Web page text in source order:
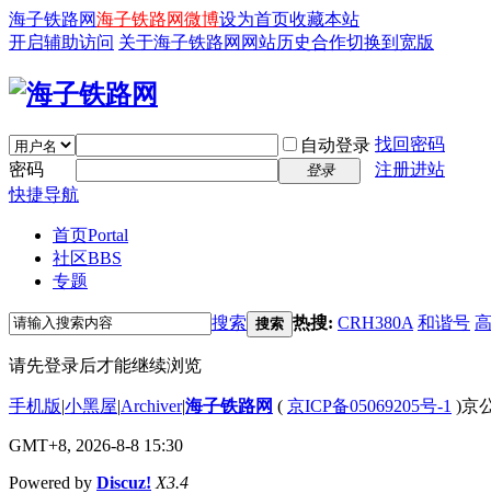
海子铁路网海子铁路网微博设为首页收藏本站
开启辅助访问 关于海子铁路网 网站历史合作切换到宽版
自动登录 找回密码
密码
登录
注册进站
快捷导航
首页Portal
社区BBS
专题
搜索 搜索 热搜: CRH380A 和谐号
请先登录后才能继续浏览
手机版|小黑屋|Archiver|海子铁路网 ( 京ICP备05069205号-1 )京
GMT+8, 2026-8-8 15:30
Powered by Discuz! X3.4